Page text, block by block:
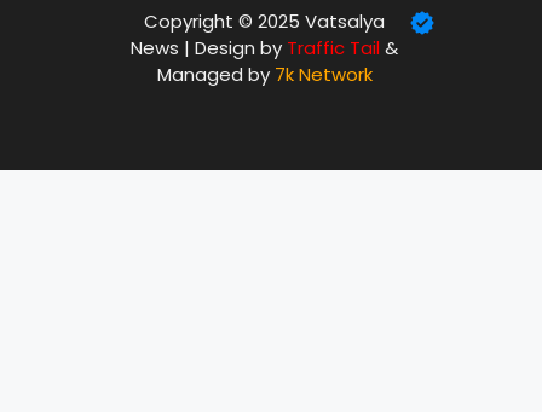
Copyright © 2025 Vatsalya
News | Design by Traffic Tail&
Managed by 7k Network